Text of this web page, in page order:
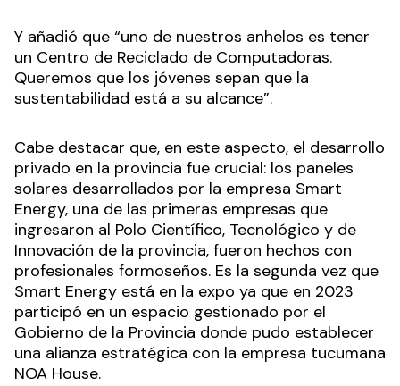
Y añadió que “uno de nuestros anhelos es tener
un Centro de Reciclado de Computadoras.
Queremos que los jóvenes sepan que la
sustentabilidad está a su alcance”.
Cabe destacar que, en este aspecto, el desarrollo
privado en la provincia fue crucial: los paneles
solares desarrollados por la empresa Smart
Energy, una de las primeras empresas que
ingresaron al Polo Científico, Tecnológico y de
Innovación de la provincia, fueron hechos con
profesionales formoseños. Es la segunda vez que
Smart Energy está en la expo ya que en 2023
participó en un espacio gestionado por el
Gobierno de la Provincia donde pudo establecer
una alianza estratégica con la empresa tucumana
NOA House.